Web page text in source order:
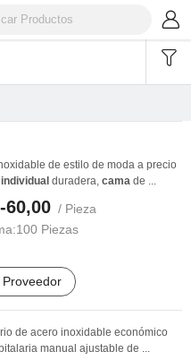
de estilo de moda a precio
individual duradera, cama de ...
60,00 / Pieza
100 Piezas
de acero inoxidable económico
manual ajustable de ...